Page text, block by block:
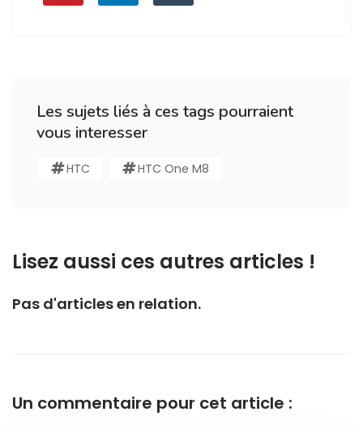
Les sujets liés à ces tags pourraient
vous interesser
HTC HTC One M8
Lisez aussi ces autres articles !
Pas d'articles en relation.
Un commentaire pour cet article :